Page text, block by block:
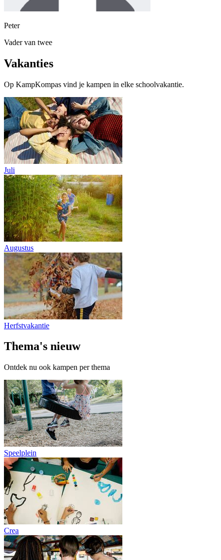
Peter
Vader van twee
Vakanties
Op KampKompas vind je kampen in elke schoolvakantie.
Juli
Augustus
Herfstvakantie
Thema's nieuw
Ontdek nu ook kampen per thema
Speelplein
Crea